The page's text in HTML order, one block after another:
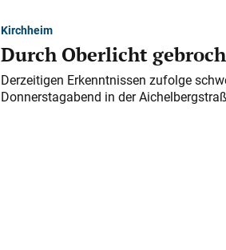
Kirchheim
Durch Oberlicht
Derzeitigen Erkenntnissen zufolge
Donnerstagabend in der